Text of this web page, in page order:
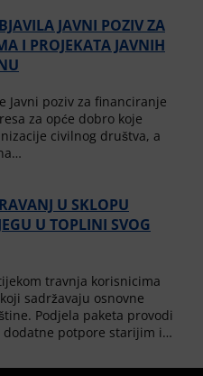
JAVNI POZIV ZA
I PROJEKATA JAVNIH
Javni poziv za financiranje
za opće dobro koje
civilnog društva, a
U SKLOPU
U TOPLINI SVOG
travnja korisnicima
sadržavaju osnovne
Podjela paketa provodi
dodatne potpore starijim i…